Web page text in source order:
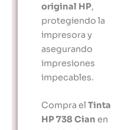
original HP,
protegiendo la
impresora y
asegurando
impresiones
impecables.
Compra el Tinta
HP 738 Cian en